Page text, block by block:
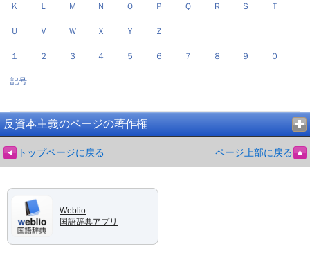
Ｋ Ｌ Ｍ Ｎ Ｏ Ｐ Ｑ Ｒ Ｓ Ｔ
Ｕ Ｖ Ｗ Ｘ Ｙ Ｚ
１ ２ ３ ４ ５ ６ ７ ８ ９ ０
記号
反資本主義のページの著作権
トップページに戻る ページ上部に戻る
Weblio
国語辞典アプリ